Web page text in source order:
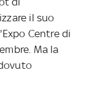
il suo
Centre di
Ma la